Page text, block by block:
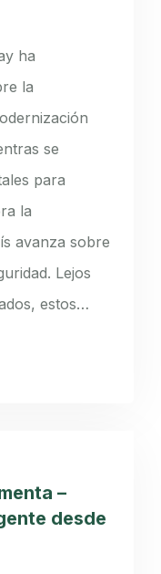
ha
la
se
para
la
avanza sobre
Lejos
estos…
–
desde